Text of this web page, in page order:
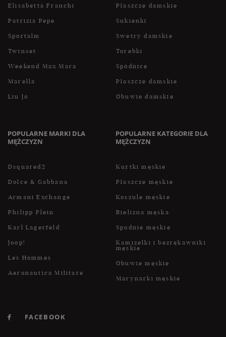
Elisabetta Franchi
Patrizia Pepe
Sportalm
Twinset
Weekend Max Mara
Marella
Liu Jo
Płaszcze damskie
Sukienki
Swetry damskie
Torebki
Spódnice
Płaszcze damskie
Obuwie damskie
POPULARNE MARKI DLA
MĘŻCZYZN
Dsquared2
Dolce & Gabbana
Armani Exchange
Philipp Plein
Karl Lagerfeld
Joop!
Les Hommes
Aeronautica Militare
POPULARNE KATEGORIE DLA
MĘŻCZYZN
Kurtki męskie
Płaszcze męskie
Koszule męskie
Bielizna męska
Spodnie męskie
Kamizelki i bezrękawniki
męskie
Obuwie męskie
Marynarki męskie
FACEBOOK